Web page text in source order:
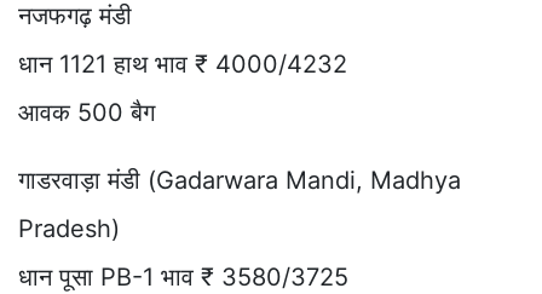
नजफगढ़ मंडी
धान 1121 हाथ भाव ₹ 4000/4232
आवक 500 बैग
गाडरवाड़ा मंडी (Gadarwara Mandi, Madhya
Pradesh)
धान पूसा PB-1 भाव ₹ 3580/3725